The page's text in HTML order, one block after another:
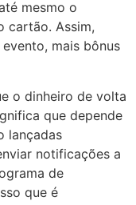
mesmo o
cartão. Assim,
mais bônus
o dinheiro de volta
que depende
lançadas
notificações a
de
que é